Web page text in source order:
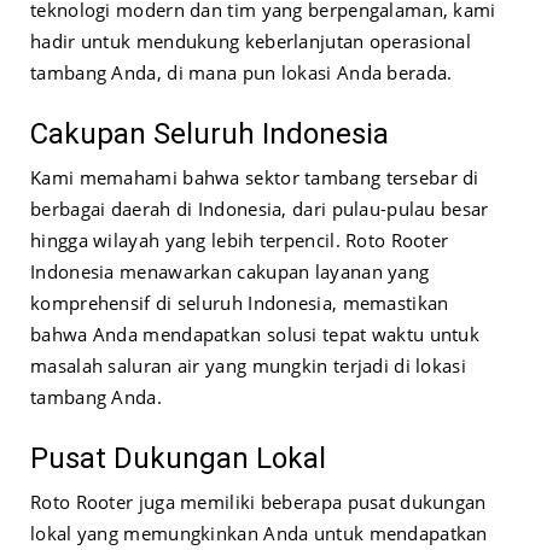
teknologi modern dan tim yang berpengalaman, kami
hadir untuk mendukung keberlanjutan operasional
tambang Anda, di mana pun lokasi Anda berada.
Cakupan Seluruh Indonesia
Kami memahami bahwa sektor tambang tersebar di
berbagai daerah di Indonesia, dari pulau-pulau besar
hingga wilayah yang lebih terpencil. Roto Rooter
Indonesia menawarkan cakupan layanan yang
komprehensif di seluruh Indonesia, memastikan
bahwa Anda mendapatkan solusi tepat waktu untuk
masalah saluran air yang mungkin terjadi di lokasi
tambang Anda.
Pusat Dukungan Lokal
Roto Rooter juga memiliki beberapa pusat dukungan
lokal yang memungkinkan Anda untuk mendapatkan